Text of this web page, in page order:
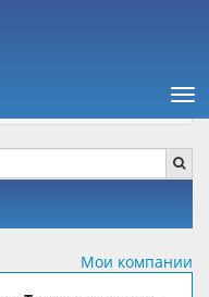
Мои компании